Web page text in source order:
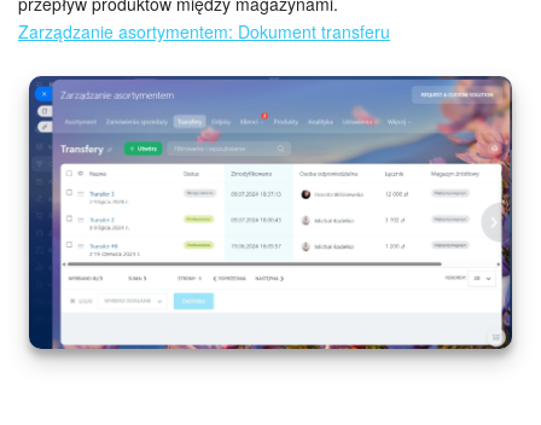
Zarządzanie asortymentem: Dokument transferu